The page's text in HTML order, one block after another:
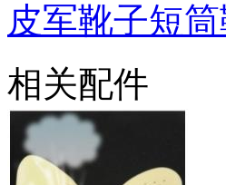
皮军靴子短
相关配件